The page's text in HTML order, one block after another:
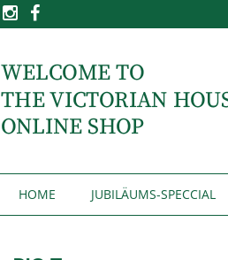
HOME JUBILÄUMS-SPECCIAL